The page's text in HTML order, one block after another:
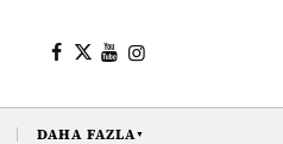
DAHA FAZLA▼